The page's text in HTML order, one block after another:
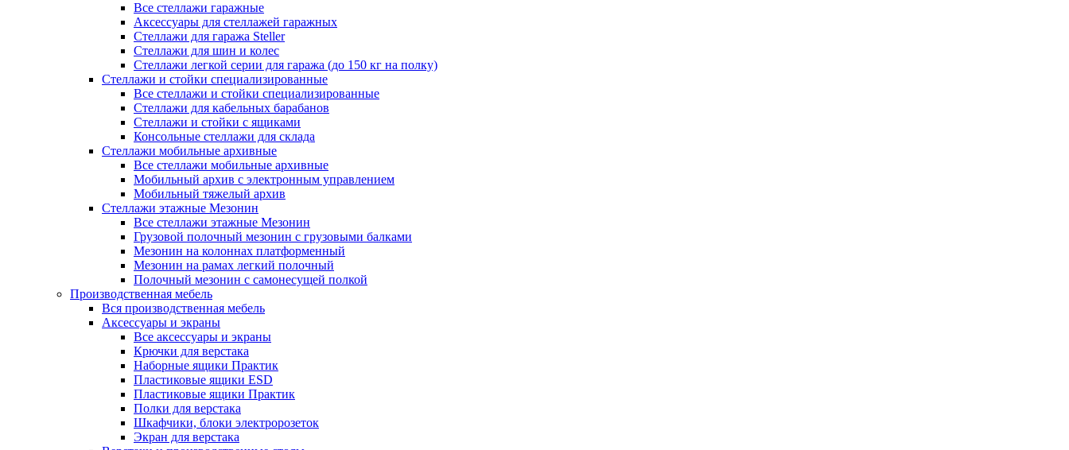
Все стеллажи гаражные
Аксессуары для стеллажей гаражных
Стеллажи для гаража Steller
Стеллажи для шин и колес
Стеллажи легкой серии для гаража (до 150 кг на полку)
Стеллажи и стойки специализированные
Все стеллажи и стойки специализированные
Стеллажи для кабельных барабанов
Стеллажи и стойки с ящиками
Консольные стеллажи для склада
Стеллажи мобильные архивные
Все стеллажи мобильные архивные
Мобильный архив с электронным управлением
Мобильный тяжелый архив
Стеллажи этажные Мезонин
Все стеллажи этажные Мезонин
Грузовой полочный мезонин с грузовыми балками
Мезонин на колоннах платформенный
Мезонин на рамах легкий полочный
Полочный мезонин с самонесущей полкой
Производственная мебель
Вся производственная мебель
Аксессуары и экраны
Все аксессуары и экраны
Крючки для верстака
Наборные ящики Практик
Пластиковые ящики ESD
Пластиковые ящики Практик
Полки для верстака
Шкафчики, блоки электророзеток
Экран для верстака